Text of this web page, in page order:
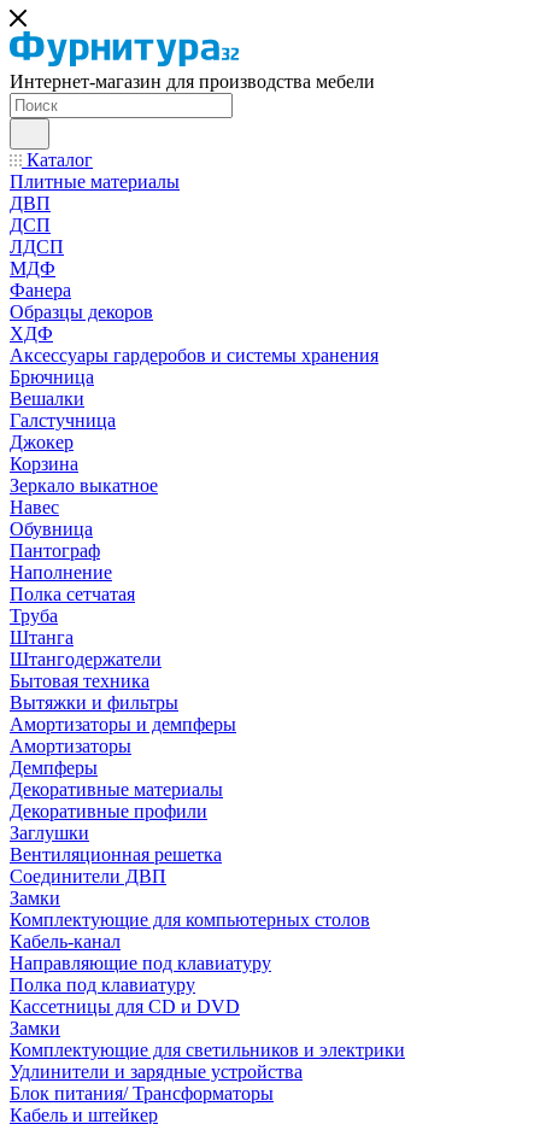
Интернет-магазин для производства мебели
Каталог
Плитные материалы
ДВП
ДСП
ЛДСП
МДФ
Фанера
Образцы декоров
ХДФ
Аксессуары гардеробов и системы хранения
Брючница
Вешалки
Галстучница
Джокер
Корзина
Зеркало выкатное
Навес
Обувница
Пантограф
Наполнение
Полка сетчатая
Труба
Штанга
Штангодержатели
Бытовая техника
Вытяжки и фильтры
Амортизаторы и демпферы
Амортизаторы
Демпферы
Декоративные материалы
Декоративные профили
Заглушки
Вентиляционная решетка
Соединители ДВП
Замки
Комплектующие для компьютерных столов
Кабель-канал
Направляющие под клавиатуру
Полка под клавиатуру
Кассетницы для CD и DVD
Замки
Комплектующие для светильников и электрики
Удлинители и зарядные устройства
Блок питания/ Трансформаторы
Кабель и штейкер